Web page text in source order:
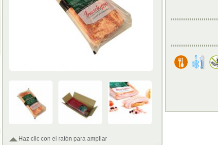
Haz clic con el ratón para ampliar